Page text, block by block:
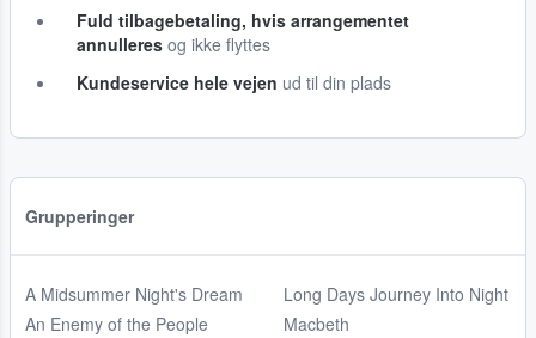
Fuld tilbagebetaling, hvis arrangementet
annulleres og ikke flyttes
Kundeservice hele vejen ud til din plads
Grupperinger
A Midsummer Night's Dream
An Enemy of the People
Long Days Journey Into Night
Macbeth